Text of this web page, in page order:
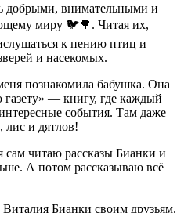
добрыми, внимательными и
миру 🐦🌳. Читая их,
к пению птиц и
и насекомых.
познакомила бабушка. Она
— книгу, где каждый
события. Там даже
лис и дятлов!
сам читаю рассказы Бианки и
А потом рассказываю всё
Бианки своим друзьям.